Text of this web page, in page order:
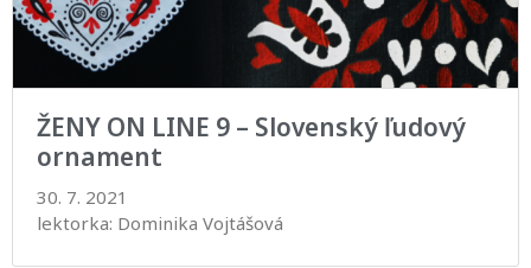
ŽENY ON LINE 9 – Slovenský ľudový
ornament
30. 7. 2021
lektorka: Dominika Vojtášová